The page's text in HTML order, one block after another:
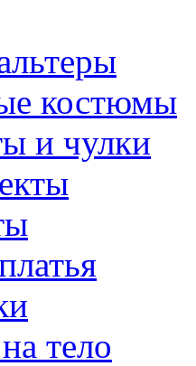
костюмы
и чулки
тело